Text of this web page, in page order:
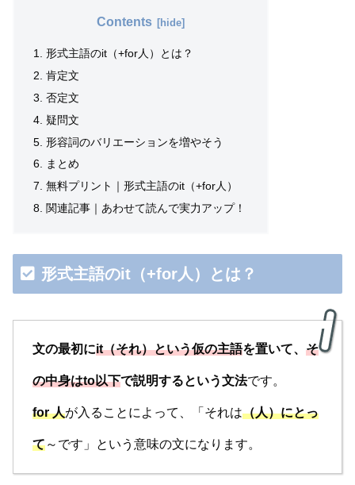
Contents
形式主語のit（+for人）とは？
肯定文
否定文
疑問文
形容詞のバリエーションを増やそう
まとめ
無料プリント｜形式主語のit（+for人）
関連記事｜あわせて読んで実力アップ！
形式主語のit（+for人） とは？
文の最初にit（それ）という仮の主語を置いて、 そ
の中身はto以下で説明するという文法です。
for 人が入ることによって、「それは（人）にとっ
て～です」という意味の文になります。